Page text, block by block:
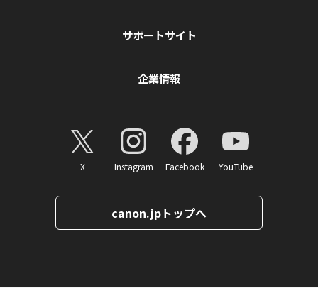
サポートサイト
企業情報
X Instagram Facebook YouTube
canon.jpトップへ